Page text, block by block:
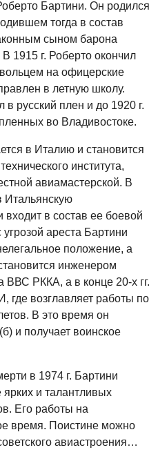
Бартини. Он родился
тогда в состав
сыном барона
1915 г. Роберто окончил
на офицерские
в летную школу.
русский плен и до 1920 г.
во Владивостоке.
в Италию и становится
института,
авиамастерской. В
Итальянскую
в состав ее боевой
ареста Бартини
положение, а
инженером
ВВС РККА, а в конце 20-х гг.
где возглавляет работы по
В это время он
и получает воинское
в 1974 г. Бартини
и талантливых
Его работы на
время. Поистине можно
авиастроения…